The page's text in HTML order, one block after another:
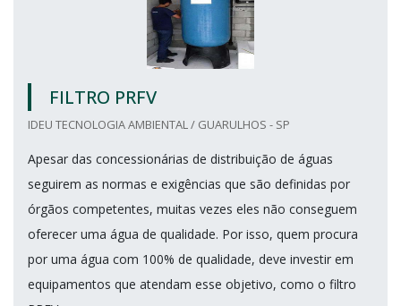
FILTRO PRFV
IDEU TECNOLOGIA AMBIENTAL / GUARULHOS - SP
Apesar das concessionárias de distribuição de águas
seguirem as normas e exigências que são definidas por
órgãos competentes, muitas vezes eles não conseguem
oferecer uma água de qualidade. Por isso, quem procura
por uma água com 100% de qualidade, deve investir em
equipamentos que atendam esse objetivo, como o filtro